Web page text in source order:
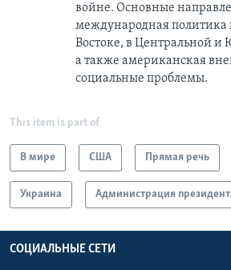
войне. Основные
международная
Востоке, в Центральной и
a также американская
социальные проблемы.
This item is part of
В мире США Прямая речь
Украина Администрация
СОЦИАЛЬНЫЕ СЕТИ